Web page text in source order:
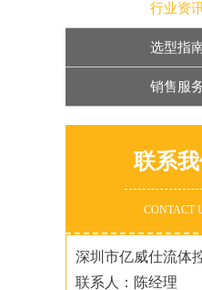
行业资
选型指
销售服
联系我
CONTACT
深圳市亿威仕流体
联系人：陈经理